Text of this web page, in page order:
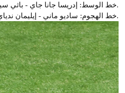
خط الوسط: إدريسا جانا جاي - باثي سيسي - بابا جاي- حبيب ديارا.
خط الهجوم: ساديو ماني - إيليمان ندياي - إسماعيلا سار.